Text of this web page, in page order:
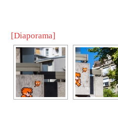
[Diaporama]